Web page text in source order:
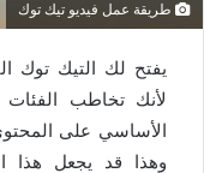
طريقة عمل فيديو تيك توك
يفتح لك التيك توك
لأنك تخاطب الفئات
الأساسي على
وهذا قد يجعل هذا